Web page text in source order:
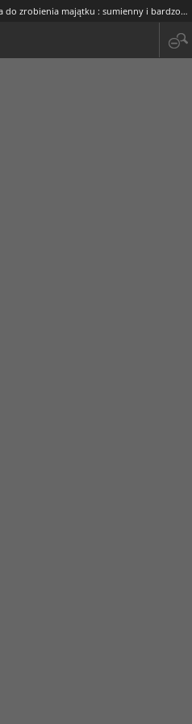
Droga do zrobienia majątku : sumienny i bardzo pożyteczny poradnik dla ludu